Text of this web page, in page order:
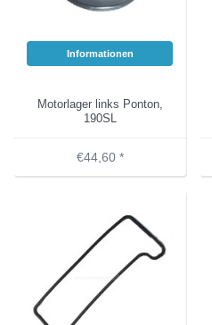
Informationen
Motorlager links Ponton,
190SL
€44,60 *